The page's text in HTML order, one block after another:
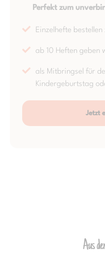
Perfekt zum
Einzelhefte
ab 10 Heften geben
als Mitbringsel für
Kindergeburtstag
Jetzt
Aus